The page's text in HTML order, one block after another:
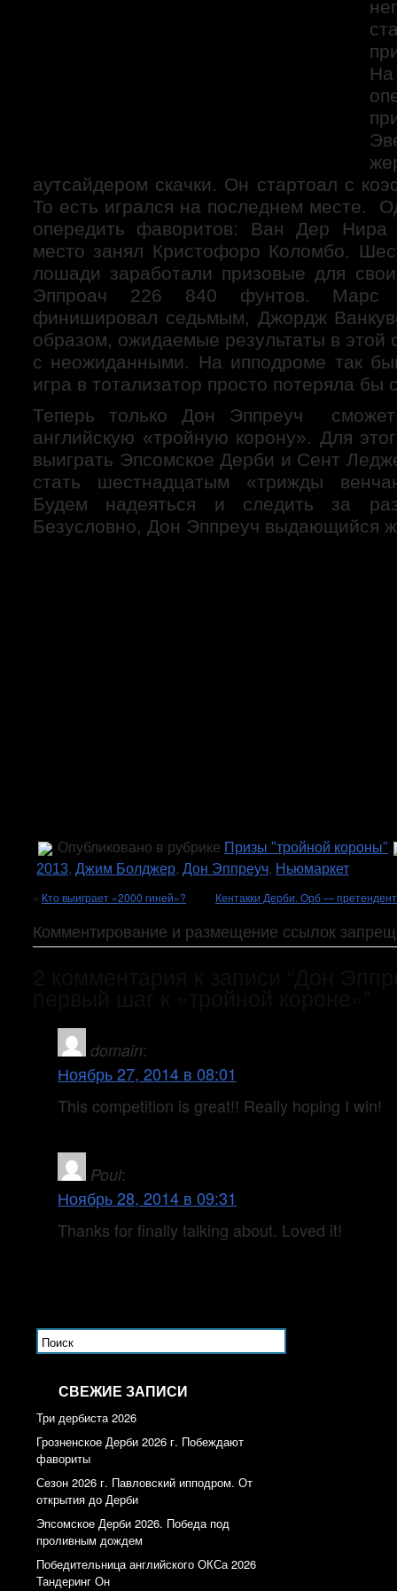
коннозаводчики
коневладельцы
Тренеры
Жокеи
Персонал конюшни
специалисты
Любители
Тотализатор
имидж игры
виды игры
необходимая информация
стратегия игры
экономика и статистика
аутсайдером скачки. Он стартоал с
То есть игрался на последнем месте.
опередить фаворитов: Ван Дер
место занял Кристофоро Коломбо.
лошади заработали призовые для
Эппроач 226 840 фунтов. Марс
финишировал седьмым, Джордж
образом, ожидаемые результаты в этой
с неожиданными. На ипподроме так
игра в тотализатор просто потеряла бы
Теперь только Дон Эппреуч сможет
английскую «тройную корону». Для
выиграть Эпсомское Дерби и Сент
стать шестнадцатым «трижды
Будем надеяться и следить за
Безусловно, Дон Эппреуч выдающийся
Опубликовано в рубрике Призы "тройной короны"
2013, Джим Болджер, Дон Эппреуч, Ньюмаркет
« Кто выиграет «2000 гиней»? Кентакки Дерби. Орб —
Комментирование и размещение ссылок
domain:
Ноябрь 27, 2014 в 08:01
This competition is great!! Really hoping I win!
Poul:
Ноябрь 28, 2014 в 09:31
Thanks for finally talking about. Loved it!
СВЕЖИЕ ЗАПИСИ
Три дербиста 2026
Грозненское Дерби 2026 г. Побеждают
фавориты
Сезон 2026 г. Павловский ипподром. От
открытия до Дерби
Эпсомское Дерби 2026. Победа под
проливным дождем
Победительница английского ОКСа 2026
Тандеринг Он